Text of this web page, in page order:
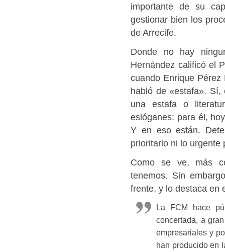
importante de su
gestionar bien los
de Arrecife.
Donde no hay
Hernández calificó el
cuando Enrique
habló de «estafa». Sí,
una estafa o
eslóganes: para él,
Y en eso están.
prioritario ni lo urgente
Como se ve, más
tenemos. Sin
frente, y lo destaca en
La FCM hace
concertada, a
empresariales y
han producido en